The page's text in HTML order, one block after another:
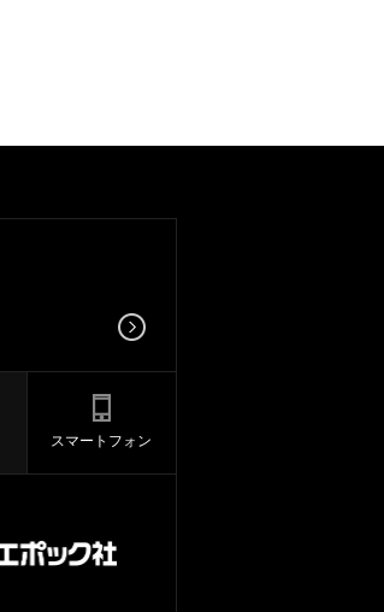
スマートフォン